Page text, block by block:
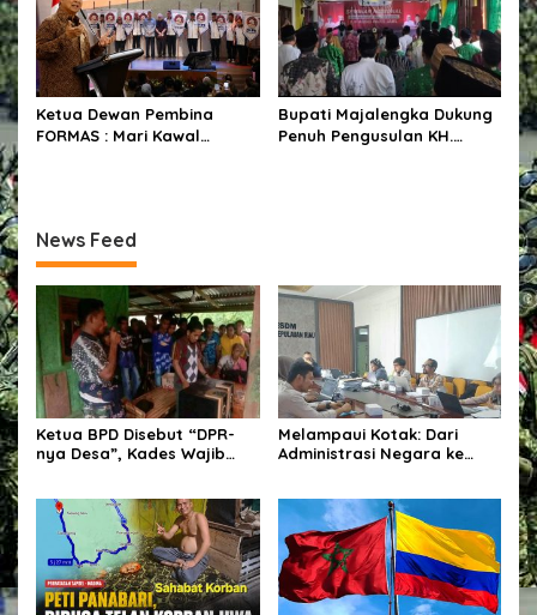
Ketua Dewan Pembina
FORMAS : Mari Kawal
Bupati Majalengka Dukung
Penuh Pengusulan KH.
News Feed
Ketua BPD Disebut “DPR-
nya Desa”, Kades Wajib
Anggaran.
Melampaui Kotak: Dari
Administrasi Negara ke